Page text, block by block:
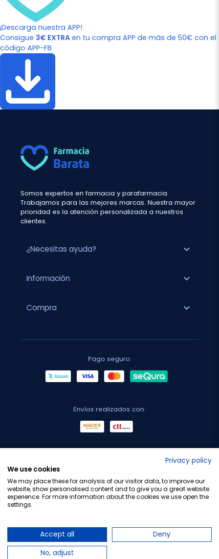
¡Descarga nuestra APP!
Consigue 3€ EXTRA en tu compra APP de más de 50€ con el
código APP-FB
Somos expertos en farmacia y parafarmacia.
Trabajamos para las mejores marcas. Nuestra mayor
prioridad es la atención personalizada a nuestros
clientes.
¿Necesitas ayuda? expand_more
Información expand_more
Compra expand_more
Pago seguro:
Envíos realizados con:
Privacy policy
We use cookies
We may place these for analysis of our visitor data, to improve our
website, show personalised content and to give you a great website
experience. For more information about the cookies we use open the
settings.
Accept all
Deny
No, adjust